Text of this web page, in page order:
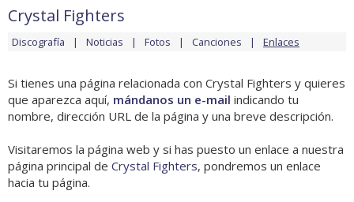
Crystal Fighters
Discografía Noticias Fotos Canciones Enlaces
Si tienes una página relacionada con Crystal Fighters y quieres
que aparezca aquí, mándanos un e-mail indicando tu
nombre, dirección URL de la página y una breve descripción.
Visitaremos la página web y si has puesto un enlace a nuestra
página principal de Crystal Fighters, pondremos un enlace
hacia tu página.